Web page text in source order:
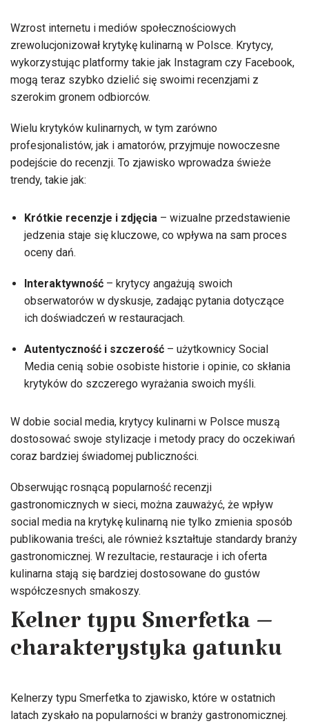
Wzrost internetu i mediów społecznościowych
zrewolucjonizował krytykę kulinarną w Polsce. Krytycy,
wykorzystując platformy takie jak Instagram czy Facebook,
mogą teraz szybko dzielić się swoimi recenzjami z
szerokim gronem odbiorców.
Wielu krytyków kulinarnych, w tym zarówno
profesjonalistów, jak i amatorów, przyjmuje nowoczesne
podejście do recenzji. To zjawisko wprowadza świeże
trendy, takie jak:
Krótkie recenzje i zdjęcia – wizualne przedstawienie
jedzenia staje się kluczowe, co wpływa na sam proces
oceny dań.
Interaktywność – krytycy angażują swoich
obserwatorów w dyskusje, zadając pytania dotyczące
ich doświadczeń w restauracjach.
Autentyczność i szczerość – użytkownicy Social
Media cenią sobie osobiste historie i opinie, co skłania
krytyków do szczerego wyrażania swoich myśli.
W dobie social media, krytycy kulinarni w Polsce muszą
dostosować swoje stylizacje i metody pracy do oczekiwań
coraz bardziej świadomej publiczności.
Obserwując rosnącą popularność recenzji
gastronomicznych w sieci, można zauważyć, że wpływ
social media na krytykę kulinarną nie tylko zmienia sposób
publikowania treści, ale również kształtuje standardy branży
gastronomicznej. W rezultacie, restauracje i ich oferta
kulinarna stają się bardziej dostosowane do gustów
współczesnych smakoszy.
Kelner typu Smerfetka –
charakterystyka gatunku
Kelnerzy typu Smerfetka to zjawisko, które w ostatnich
latach zyskało na popularności w branży gastronomicznej.